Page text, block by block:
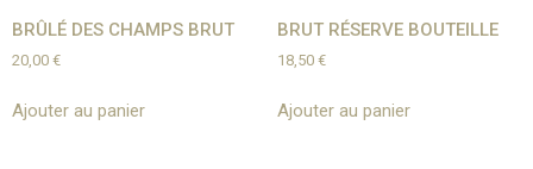
BRÛLÉ DES CHAMPS BRUT​
20,00 €
Ajouter au panier
BRUT RÉSERVE BOUTEILLE
18,50 €
Ajouter au panier